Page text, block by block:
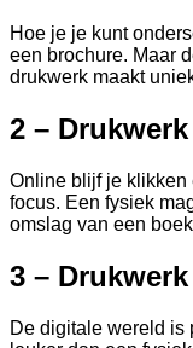
Hoe je je kunt
een brochure. Maar
drukwerk maakt
2 –
Online blijf je klikken
focus. Een fysiek
omslag van een
3 –
De digitale wereld is